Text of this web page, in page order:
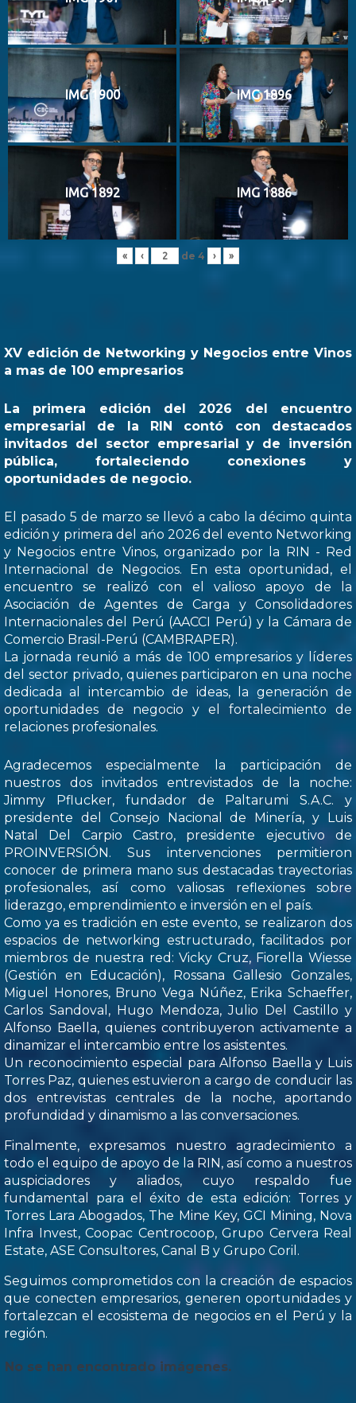
IMG 1900 IMG 1896
IMG 1892 IMG 1886
« ‹ de 4 › »
XV edición de Networking y Negocios entre Vinos
a mas de 100 empresarios
La primera edición del 2026 del encuentro
empresarial de la RIN contó con destacados
invitados del sector empresarial y de inversión
pública, fortaleciendo conexiones y
oportunidades de negocio.
El pasado 5 de marzo se llevó a cabo la décimo quinta
edición y primera del ańo 2026 del evento Networking
y Negocios entre Vinos, organizado por la RIN - Red
Internacional de Negocios. En esta oportunidad, el
encuentro se realizó con el valioso apoyo de la
Asociación de Agentes de Carga y Consolidadores
Internacionales del Perú (AACCI Perú) y la Cámara de
Comercio Brasil-Perú (CAMBRAPER).
La jornada reunió a más de 100 empresarios y líderes
del sector privado, quienes participaron en una noche
dedicada al intercambio de ideas, la generación de
oportunidades de negocio y el fortalecimiento de
relaciones profesionales.
Agradecemos especialmente la participación de
nuestros dos invitados entrevistados de la noche:
Jimmy Pflucker, fundador de Paltarumi S.A.C. y
presidente del Consejo Nacional de Minería, y Luis
Natal Del Carpio Castro, presidente ejecutivo de
PROINVERSIÓN. Sus intervenciones permitieron
conocer de primera mano sus destacadas trayectorias
profesionales, así como valiosas reflexiones sobre
liderazgo, emprendimiento e inversión en el país.
Como ya es tradición en este evento, se realizaron dos
espacios de networking estructurado, facilitados por
miembros de nuestra red: Vicky Cruz, Fiorella Wiesse
(Gestión en Educación), Rossana Gallesio Gonzales,
Miguel Honores, Bruno Vega Núñez, Erika Schaeffer,
Carlos Sandoval, Hugo Mendoza, Julio Del Castillo y
Alfonso Baella, quienes contribuyeron activamente a
dinamizar el intercambio entre los asistentes.
Un reconocimiento especial para Alfonso Baella y Luis
Torres Paz, quienes estuvieron a cargo de conducir las
dos entrevistas centrales de la noche, aportando
profundidad y dinamismo a las conversaciones.
Finalmente, expresamos nuestro agradecimiento a
todo el equipo de apoyo de la RIN, así como a nuestros
auspiciadores y aliados, cuyo respaldo fue
fundamental para el éxito de esta edición: Torres y
Torres Lara Abogados, The Mine Key, GCI Mining, Nova
Infra Invest, Coopac Centrocoop, Grupo Cervera Real
Estate, ASE Consultores, Canal B y Grupo Coril.
Seguimos comprometidos con la creación de espacios
que conecten empresarios, generen oportunidades y
fortalezcan el ecosistema de negocios en el Perú y la
región.
No se han encontrado imágenes.